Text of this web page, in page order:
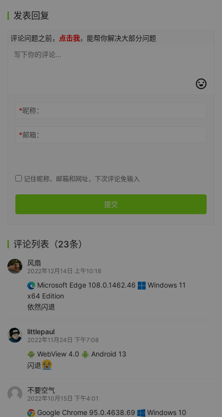
发表回复
评论问题之前， 点击我，能帮你解决大部分问题
*昵称：
*邮箱：
记住昵称、邮箱和网址，下次评论免输入
提交
评论列表（23条）
风扇
2022年12月14日 上午10:18
Microsoft Edge 108.0.1462.46
Windows 11
x64 Edition
依然闪退
littlepaul
2022年11月24日 下午7:08
WebView 4.0
Android 13
闪退
不要空气
2022年10月15日 下午4:01
Google Chrome 95.0.4638.69
Windows 10